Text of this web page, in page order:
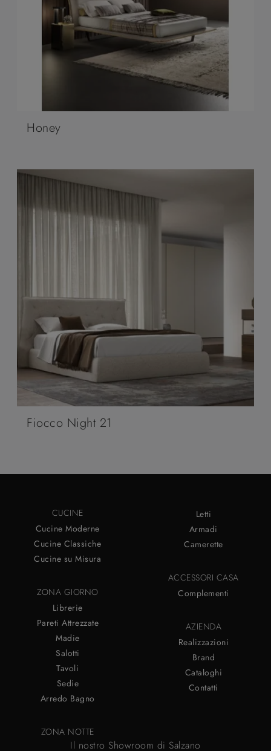
Honey
Fiocco Night 21
CUCINE
Cucine Moderne
Cucine Classiche
Cucine su Misura
ZONA GIORNO
Librerie
Pareti Attrezzate
Madie
Salotti
Tavoli
Sedie
Arredo Bagno
ZONA NOTTE
Letti
Armadi
Camerette
ACCESSORI CASA
Complementi
AZIENDA
Realizzazioni
Brand
Cataloghi
Contatti
Il nostro Showroom di Salzano